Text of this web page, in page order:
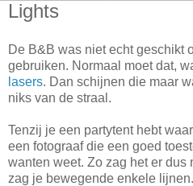
Lights
De B&B was niet echt geschikt
gebruiken. Normaal moet dat,
lasers. Dan schijnen die maar
niks van de straal.
Tenzij je een partytent hebt
een fotograaf die een goed
wanten weet. Zo zag het er dus
zag je bewegende enkele